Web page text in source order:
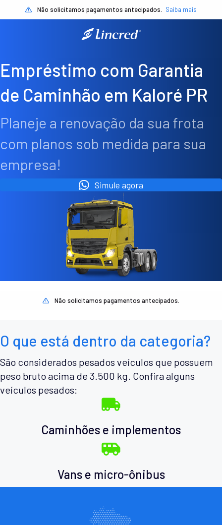
Não solicitamos pagamentos antecipados. Saiba mais
Empréstimo com Garantia
de Caminhão em Kaloré PR
Planeje a renovação da sua frota
com planos sob medida para sua
empresa!
Simule agora
Não solicitamos pagamentos antecipados.
O que está dentro da categoria?
São considerados pesados veículos que possuem
peso bruto acima de 3.500 kg. Confira alguns
veículos pesados:
Caminhões e implementos
Vans e micro-ônibus